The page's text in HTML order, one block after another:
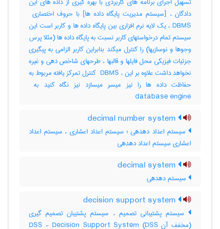
DBMS ، یک لایه نرم افزاری بین پایگاه داده ها و کاربر است این
سیستم تمام درخواستهای کاربر نسبت به پایگاه داده ها (مثلا پرس
وجوها و نوسازیها) را کنترل میکند بنابراین کاربر الزامی به پیگیری
جزئیات فیزیکی محل فایلها و قالبها ، طرحهای شاخص دهی و غیره
نخواهد داشت علاوه بر این ، ‎ DBMS کنترل تمرکز یافته مربوط به
database engine
سیستم اعداد دهدهی ؛ سیستم اعداد اعشاری ، سیستم اعداد
اعشاری سیستم اعداد دهدهی
سیستم دهدهی
سیستم پشتیبانی تصمیم ، سیستم پشتیبان تصمیم گیری
(مخفف آن DSS) DSS - Decision Support System